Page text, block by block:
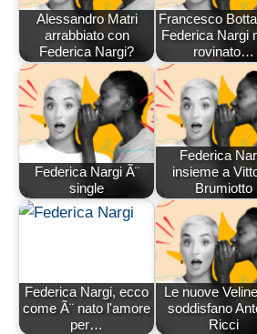
Alessandro Matri
arrabbiato con
Federica Nargi?
Francesco
Federica Nargi
rovinato…
Federica Nargi Ã¨
single
Federica
insieme a
Brumiotto
Federica Nargi, ecco
come Ã¨ nato l'amore
per…
Le nuove
soddisfano
Ricci